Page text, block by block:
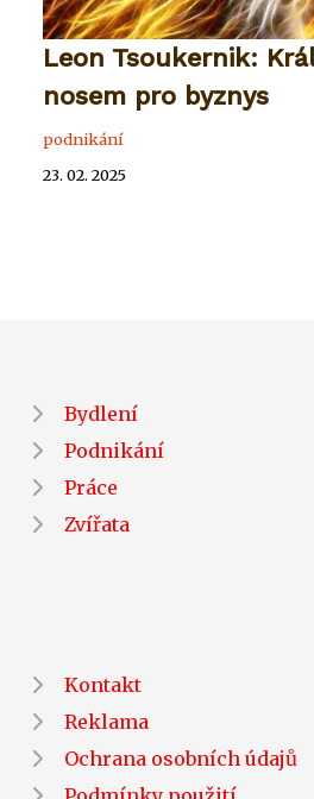
Leon Tsoukernik:
nosem pro byznys
podnikání
23. 02. 2025
Bydlení
Podnikání
Práce
Zvířata
Kontakt
Reklama
Ochrana osobních údajů